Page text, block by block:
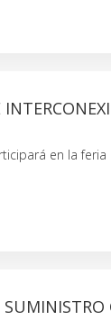
en la